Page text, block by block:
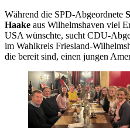
Während die SPD-Abgeordnete
Haake aus Wilhelmshaven viel
USA wünschte, sucht CDU-
im Wahlkreis Friesland-
die bereit sind, einen jungen